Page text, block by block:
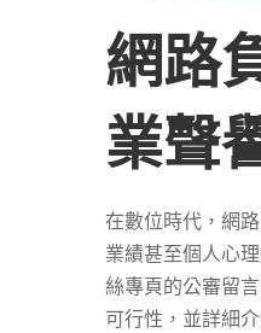
的
負
面
網路
業聲
在數位時代，網
業績甚至個人心
絲專頁的公審留
可行性，並詳細